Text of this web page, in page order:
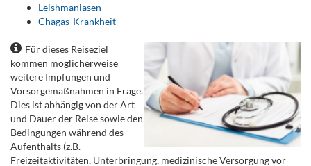
Leishmaniasen
Chagas-Krankheit
Für dieses Reiseziel
kommen möglicherweise
weitere Impfungen und
Vorsorgemaßnahmen in Frage.
Dies ist abhängig von der Art
und Dauer der Reise sowie den
Bedingungen während des
Aufenthalts (z.B.
Freizeitaktivitäten, Unterbringung, medizinische Versorgung vor